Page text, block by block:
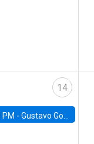
14
PM - Gustavo González - Banco Central de Chile